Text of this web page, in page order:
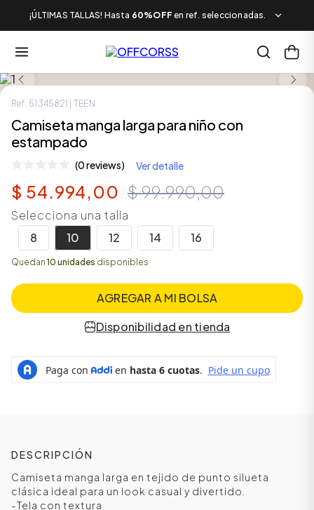
¡ÚLTIMAS TALLAS! Hasta 60%OFF en ref. seleccionadas.
LOOK COMPLETO
Ref. 51345821 | TEEN
Camiseta manga larga para niño con
estampado
(0 reviews) Ver detalle
$ 54.994,00 $99.990,00
Selecciona una talla
8
10 12 14 16
Quedan 10 unidades disponibles
AGREGAR A MI BOLSA
Disponibilidad en tienda
DESCRIPCIÓN
Camiseta manga larga en tejido de punto silueta
clásica ideal para un look casual y divertido.
-Tela con textura